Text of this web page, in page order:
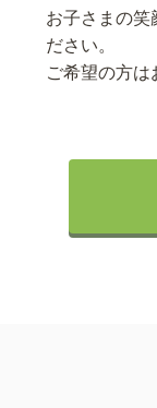
お子さまの笑
ださい。
ご希望の方は